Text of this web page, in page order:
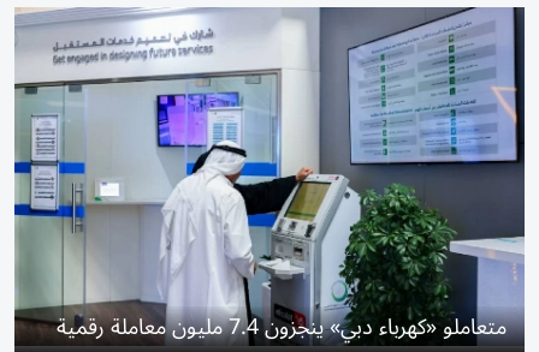
متعاملو «كهرباء دبي» ينجزون 7.4 مليون معاملة رقمية